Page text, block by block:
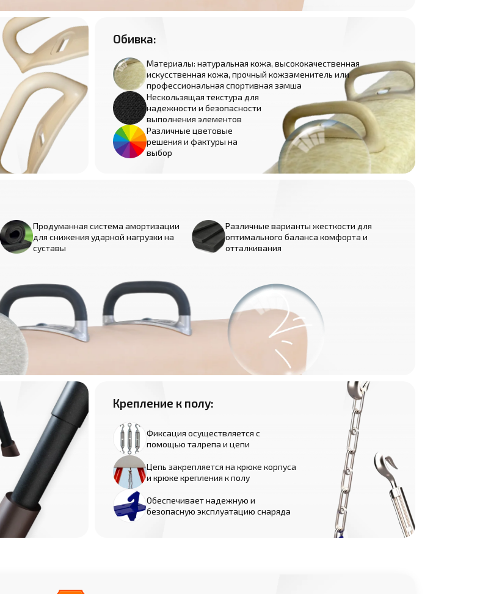
Обивка:
Материалы: натуральная кожа, высококачественная
искусственная кожа, прочный кожзаменитель или
профессиональная спортивная замша
Нескользящая текстура для
надежности и безопасности
выполнения элементов
Различные цветовые
решения и фактуры на
выбор
Продуманная система амортизации
для снижения ударной нагрузки на
суставы
Различные варианты жесткости для
оптимального баланса комфорта и
отталкивания
Крепление к полу:
Фиксация осуществляется с
помощью талрепа и цепи
Цепь закрепляется на крюке корпуса
и крюке крепления к полу
Обеспечивает надежную и
безопасную эксплуатацию снаряда